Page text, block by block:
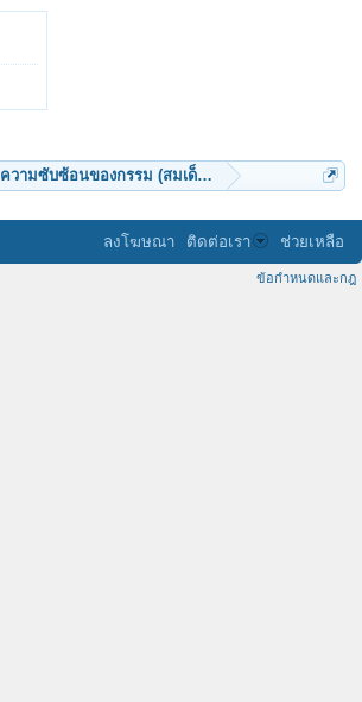
ความซับซ้อนของกรรม (สมเด็จพระญาณสังวรฯ)
ลงโฆษณา ติดต่อเรา ช่วยเหลือ
ข้อกำหนดและกฎ